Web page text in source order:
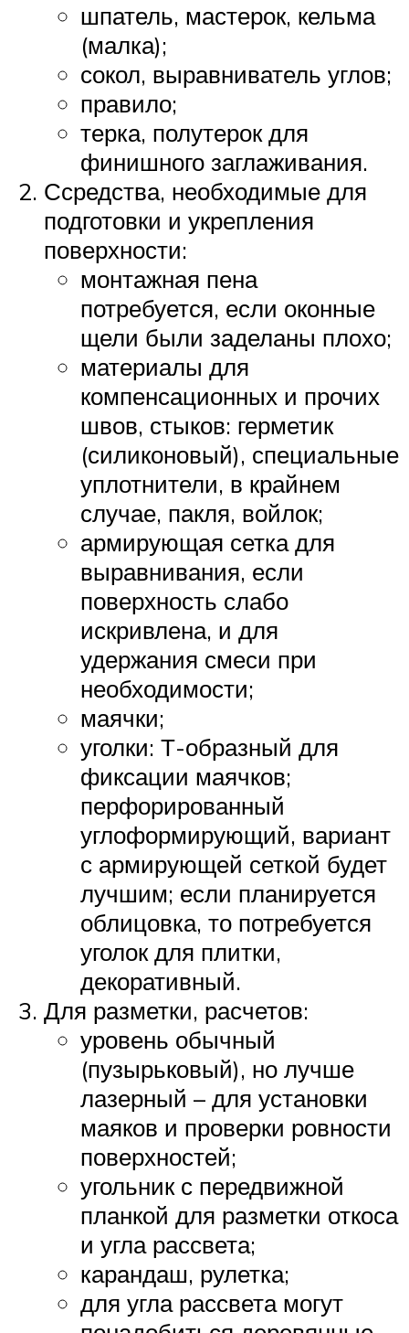
шпатель, мастерок, кельма
(малка);
сокол, выравниватель углов;
правило;
терка, полутерок для
финишного заглаживания.
Ссредства, необходимые для
подготовки и укрепления
поверхности:
монтажная пена
потребуется, если оконные
щели были заделаны плохо;
материалы для
компенсационных и прочих
швов, стыков: герметик
(силиконовый), специальные
уплотнители, в крайнем
случае, пакля, войлок;
армирующая сетка для
выравнивания, если
поверхность слабо
искривлена, и для
удержания смеси при
необходимости;
маячки;
уголки: Т-образный для
фиксации маячков;
перфорированный
углоформирующий, вариант
с армирующей сеткой будет
лучшим; если планируется
облицовка, то потребуется
уголок для плитки,
декоративный.
Для разметки, расчетов:
уровень обычный
(пузырьковый), но лучше
лазерный – для установки
маяков и проверки ровности
поверхностей;
угольник с передвижной
планкой для разметки откоса
и угла рассвета;
карандаш, рулетка;
для угла рассвета могут